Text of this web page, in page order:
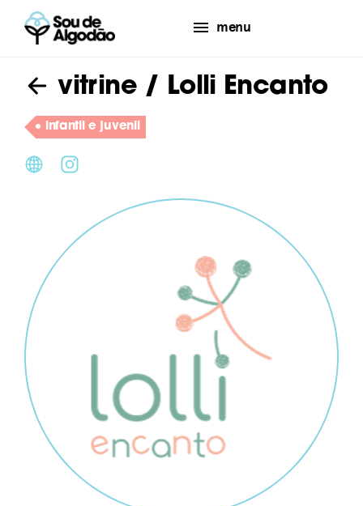
menu
vitrine/ Lolli Encanto
infantil e juvenil